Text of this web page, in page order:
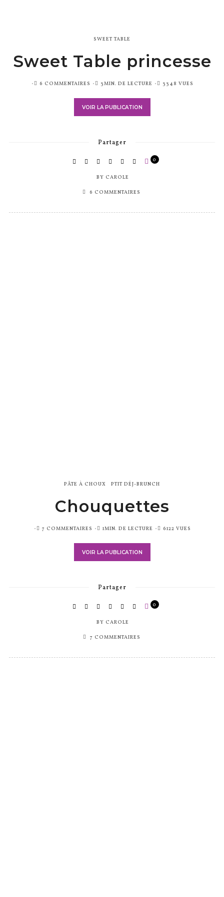
SWEET TABLE
Sweet Table princesse
PUBLIÉ6 COMMENTAIRES 3MIN. DE LECTURE 3348 VUES
VOIR LA PUBLICATION
Partager
BY CAROLE
0
6 COMMENTAIRES
PÂTE À CHOUX PTIT DÉJ-BRUNCH
Chouquettes
PUBLIÉ7 COMMENTAIRES 1MIN. DE LECTURE 6122 VUES
VOIR LA PUBLICATION
Partager
BY CAROLE
0
7 COMMENTAIRES